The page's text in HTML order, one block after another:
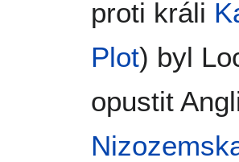
proti králi
Plot) byl
opustit